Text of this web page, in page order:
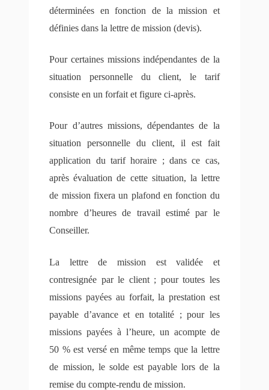
déterminées en fonction de la mission et
définies dans la lettre de mission (devis).
Pour certaines missions indépendantes de la
situation personnelle du client, le tarif
consiste en un forfait et figure ci-après.
Pour d’autres missions, dépendantes de la
situation personnelle du client, il est fait
application du tarif horaire ; dans ce cas,
après évaluation de cette situation, la lettre
de mission fixera un plafond en fonction du
nombre d’heures de travail estimé par le
Conseiller.
La lettre de mission est validée et
contresignée par le client ; pour toutes les
missions payées au forfait, la prestation est
payable d’avance et en totalité ; pour les
missions payées à l’heure, un acompte de
50 % est versé en même temps que la lettre
de mission, le solde est payable lors de la
remise du compte-rendu de mission.